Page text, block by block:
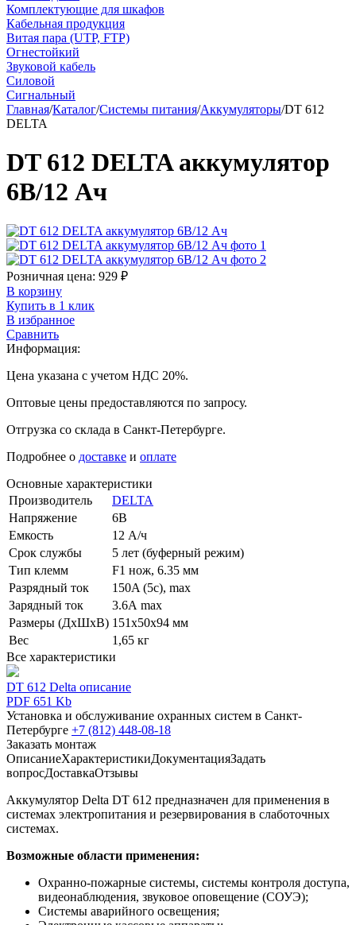
Комплектующие для шкафов
Кабельная продукция
Витая пара (UTP, FTP)
Огнестойкий
Звуковой кабель
Силовой
Сигнальный
Главная/Каталог/Системы питания/Аккумуляторы/DT 612
DELTA
DT 612 DELTA аккумулятор
6В/12 Ач
Розничная цена: 929 ₽
В корзину
Купить в 1 клик
В избранное
Сравнить
Информация:
Цена указана с учетом НДС 20%.
Оптовые цены предоставляются по запросу.
Отгрузка со склада в Санкт-Петербурге.
Подробнее о доставке и оплате
Основные характеристики
Производитель
DELTA
Напряжение
6В
Емкость
12 А/ч
Срок службы
5 лет (буферный режим)
Тип клемм
F1 нож, 6.35 мм
Разрядный ток
150A (5c), max
Зарядный ток
3.6А max
Размеры (ДхШхВ) 151х50х94 мм
Вес
1,65 кг
Все характеристики
DT 612 Delta описание
PDF 651 Kb
Установка и обслуживание охранных систем в Санкт-
Петербурге +7 (812) 448-08-18
Заказать монтаж
ОписаниеХарактеристикиДокументацияЗадать
вопросДоставкаОтзывы
Аккумулятор Delta DT 612 предназначен для применения в
системах электропитания и резервирования в слаботочных
системах.
Возможные области применения:
Охранно-пожарные системы, системы контроля доступа,
видеонаблюдения, звуковое оповещение (СОУЭ);
Системы аварийного освещения;